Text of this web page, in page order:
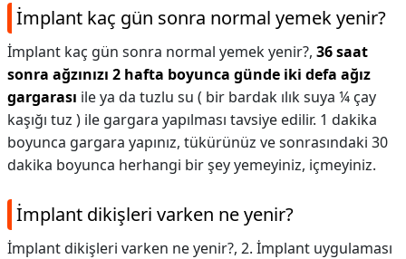
İmplant kaç gün sonra normal yemek yenir?
İmplant kaç gün sonra normal yemek yenir?, 36 saat
sonra ağzınızı 2 hafta boyunca günde iki defa ağız
gargarası ile ya da tuzlu su ( bir bardak ılık suya ¼ çay
kaşığı tuz ) ile gargara yapılması tavsiye edilir. 1 dakika
boyunca gargara yapınız, tükürünüz ve sonrasındaki 30
dakika boyunca herhangi bir şey yemeyiniz, içmeyiniz.
İmplant dikişleri varken ne yenir?
İmplant dikişleri varken ne yenir?, 2. İmplant uygulaması